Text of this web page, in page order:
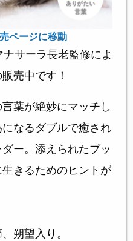
ページに移動
サーラ長老監修によ
売中です！
葉が絶妙にマッチし
なるダブルで癒され
ー。添えられたブッ
きるためのヒントが
朔望入り。